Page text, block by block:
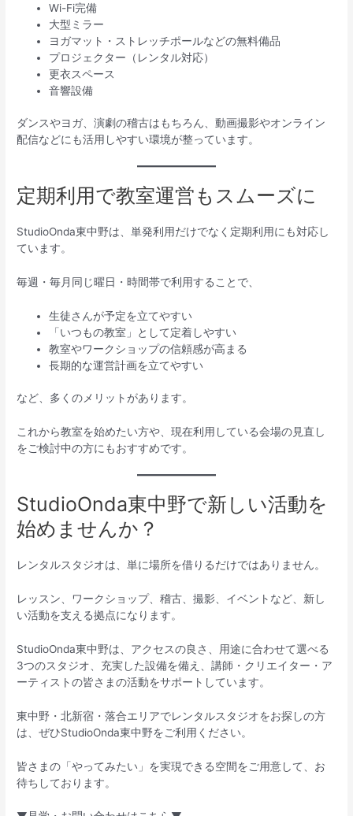
Wi-Fi完備
大型ミラー
ヨガマット・ストレッチポールなどの無料備品
プロジェクター（レンタル対応）
更衣スペース
音響設備
ダンスやヨガ、演劇の稽古はもちろん、動画撮影やオンライン
配信などにも活用しやすい環境が整っています。
定期利用で教室運営もスムーズに
StudioOnda東中野は、単発利用だけでなく定期利用にも対応し
ています。
毎週・毎月同じ曜日・時間帯で利用することで、
生徒さんが予定を立てやすい
「いつもの教室」として定着しやすい
教室やワークショップの信頼感が高まる
長期的な運営計画を立てやすい
など、多くのメリットがあります。
これから教室を始めたい方や、現在利用している会場の見直し
をご検討中の方にもおすすめです。
StudioOnda東中野で新しい活動を
始めませんか？
レンタルスタジオは、単に場所を借りるだけではありません。
レッスン、ワークショップ、稽古、撮影、イベントなど、新し
い活動を支える拠点になります。
StudioOnda東中野は、アクセスの良さ、用途に合わせて選べる
3つのスタジオ、充実した設備を備え、講師・クリエイター・ア
ーティストの皆さまの活動をサポートしています。
東中野・北新宿・落合エリアでレンタルスタジオをお探しの方
は、ぜひStudioOnda東中野をご利用ください。
皆さまの「やってみたい」を実現できる空間をご用意して、お
待ちしております。